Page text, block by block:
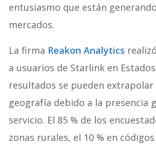
entusiasmo que están
mercados.
La firma Reakon Analytics
a usuarios de Starlink en
resultados se pueden
geografía debido a la presencia
servicio. El 85 % de los
zonas rurales, el 10 % en